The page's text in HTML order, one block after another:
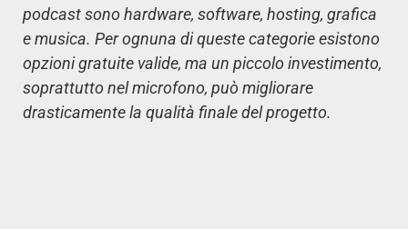
podcast sono hardware, software, hosting, grafica
e musica. Per ognuna di queste categorie esistono
opzioni gratuite valide, ma un piccolo investimento,
soprattutto nel microfono, può migliorare
drasticamente la qualità finale del progetto.